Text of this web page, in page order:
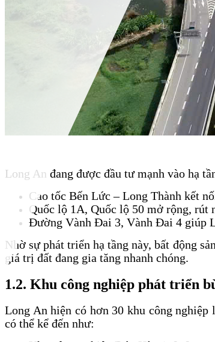
Long An đang được đầu tư mạnh vào hạ
Cao tốc Bến Lức – Long Thành kết
Quốc lộ 1A, Quốc lộ 50 mở rộng, rút
Đường Vành Đai 3, Vành Đai 4 giúp
Nhờ sự phát triển hạ tầng này, bất động
giá trị đất đang gia tăng nhanh chóng.
1.2. Khu công nghiệp phát triển
Long An hiện có hơn 30 khu công
có thể kể đến như: